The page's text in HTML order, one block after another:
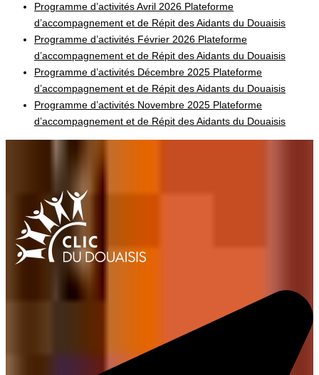
Programme d’activités Avril 2026 Plateforme
d’accompagnement et de Répit des Aidants du Douaisis
Programme d’activités Février 2026 Plateforme
d’accompagnement et de Répit des Aidants du Douaisis
Programme d’activités Décembre 2025 Plateforme
d’accompagnement et de Répit des Aidants du Douaisis
Programme d’activités Novembre 2025 Plateforme
d’accompagnement et de Répit des Aidants du Douaisis